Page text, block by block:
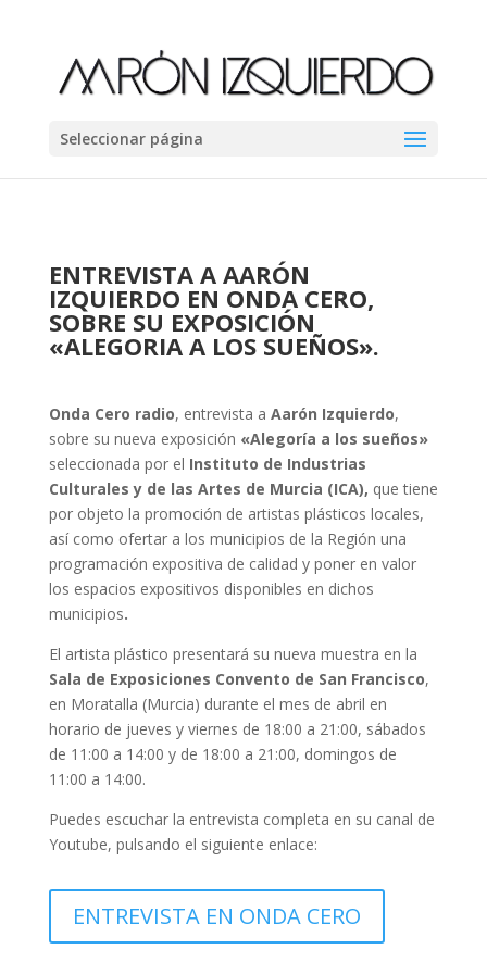
Seleccionar página
ENTREVISTA A AARÓN
IZQUIERDO EN ONDA CERO,
SOBRE SU EXPOSICIÓN
«ALEGORIA A LOS SUEÑOS».
Onda Cero radio, entrevista a Aarón Izquierdo,
sobre su nueva exposición «Alegoría a los sueños»
seleccionada por el Instituto de Industrias
Culturales y de las Artes de Murcia (ICA), que tiene
por objeto la promoción de artistas plásticos locales,
así como ofertar a los municipios de la Región una
programación expositiva de calidad y poner en valor
los espacios expositivos disponibles en dichos
municipios.
El artista plástico presentará su nueva muestra en la
Sala de Exposiciones Convento de San Francisco,
en Moratalla (Murcia) durante el mes de abril en
horario de jueves y viernes de 18:00 a 21:00, sábados
de 11:00 a 14:00 y de 18:00 a 21:00, domingos de
11:00 a 14:00.
Puedes escuchar la entrevista completa en su canal de
Youtube, pulsando el siguiente enlace:
ENTREVISTA EN ONDA CERO